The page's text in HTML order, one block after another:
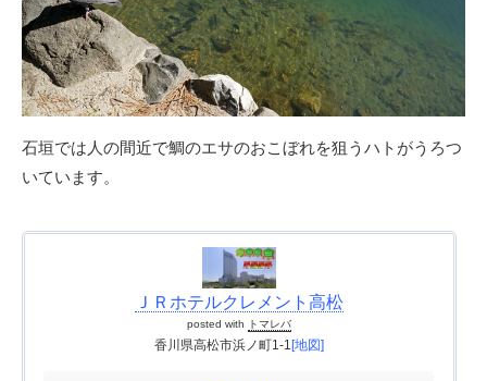
石垣では人の間近で鯛のエサのおこぼれを狙うハトがうろつ
いています。
ＪＲホテルクレメント高松
posted with トマレバ
香川県高松市浜ノ町1-1 [地図]